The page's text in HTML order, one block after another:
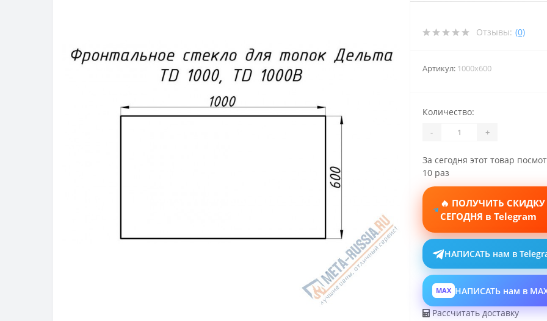
Отзывы: (0)
Артикул: 1000x600
Количество:
- +
За сегодня этот товар
10 раз
🔥 ПОЛУЧИТЬ СКИДКУ
СЕГОДНЯ в Telegram
НАПИСАТЬ нам в
MAX НАПИСАТЬ нам в
Рассчитать доставку